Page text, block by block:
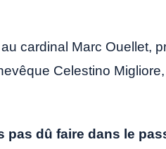
cardinal Marc Ouellet,
Celestino
pas dû faire dans le